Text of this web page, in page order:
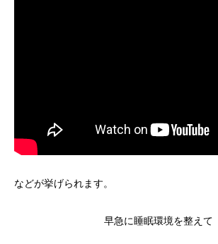
などが挙げられます。
早急に睡眠環境を整えて